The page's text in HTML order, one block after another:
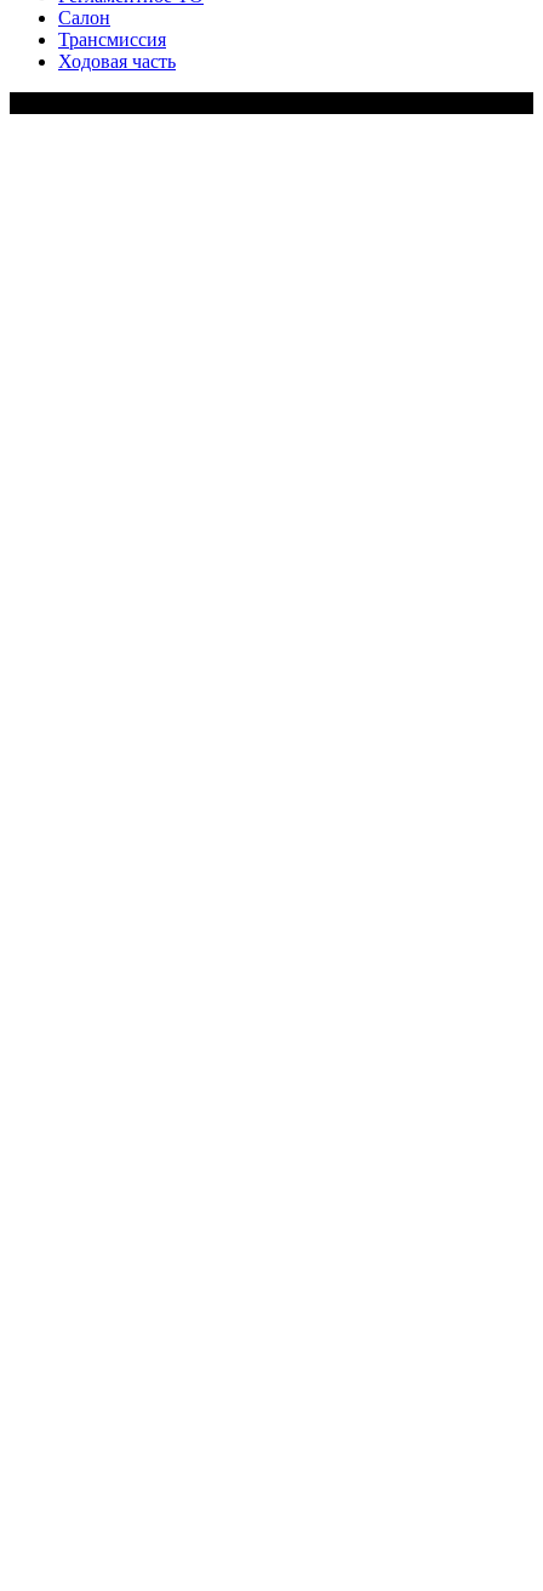
Салон
Трансмиссия
Ходовая часть